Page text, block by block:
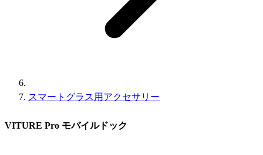
スマートグラス用アクセサリー
VITURE Pro モバイルドック